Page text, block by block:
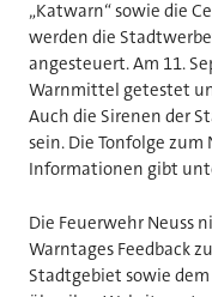
„Katwarn“ sowie die
werden die
angesteuert. Am 11.
Warnmittel getestet
Auch die Sirenen der
sein. Die Tonfolge
Informationen gibt
Die Feuerwehr Neuss
Warntages Feedback
Stadtgebiet sowie